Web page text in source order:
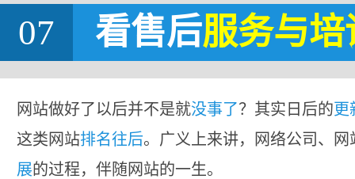
07 看售后服务与培
网站做好了以后并不是就没事了？其实日后的更
这类网站排名往后。广义上来讲，网络公司、
展的过程，伴随网站的一生。